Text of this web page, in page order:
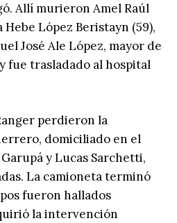
Allí murieron Amel Raúl
Hebe López Beristayn (59),
José Ale López, mayor de
fue trasladado al hospital
perdieron la
domiciliado en el
y Lucas Sarchetti,
La camioneta terminó
fueron hallados
la intervención